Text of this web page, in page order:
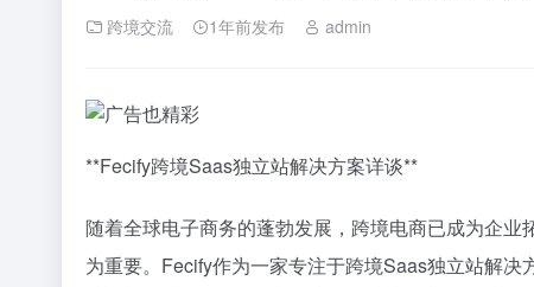
跨境交流 1年前发布 admin
**Fecify跨境Saas独立站解决方案详谈**
随着全球电子商务的蓬勃发展，跨境电商已成为企
为重要。Fecify作为一家专注于跨境Saas独立站解